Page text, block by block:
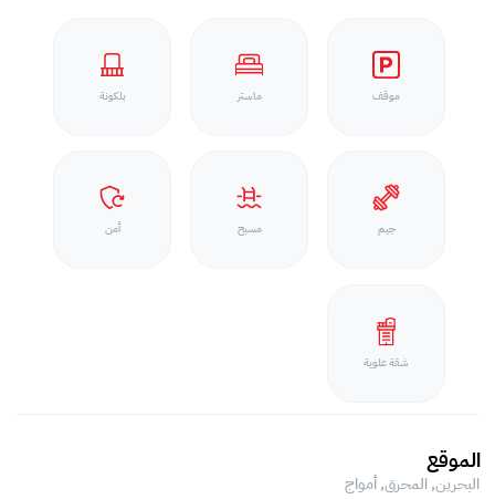
موقف ماستر بلكونة
جيم مسبح أمن
شقة علوية
الموقع
البحرين, المحرق,أمواج